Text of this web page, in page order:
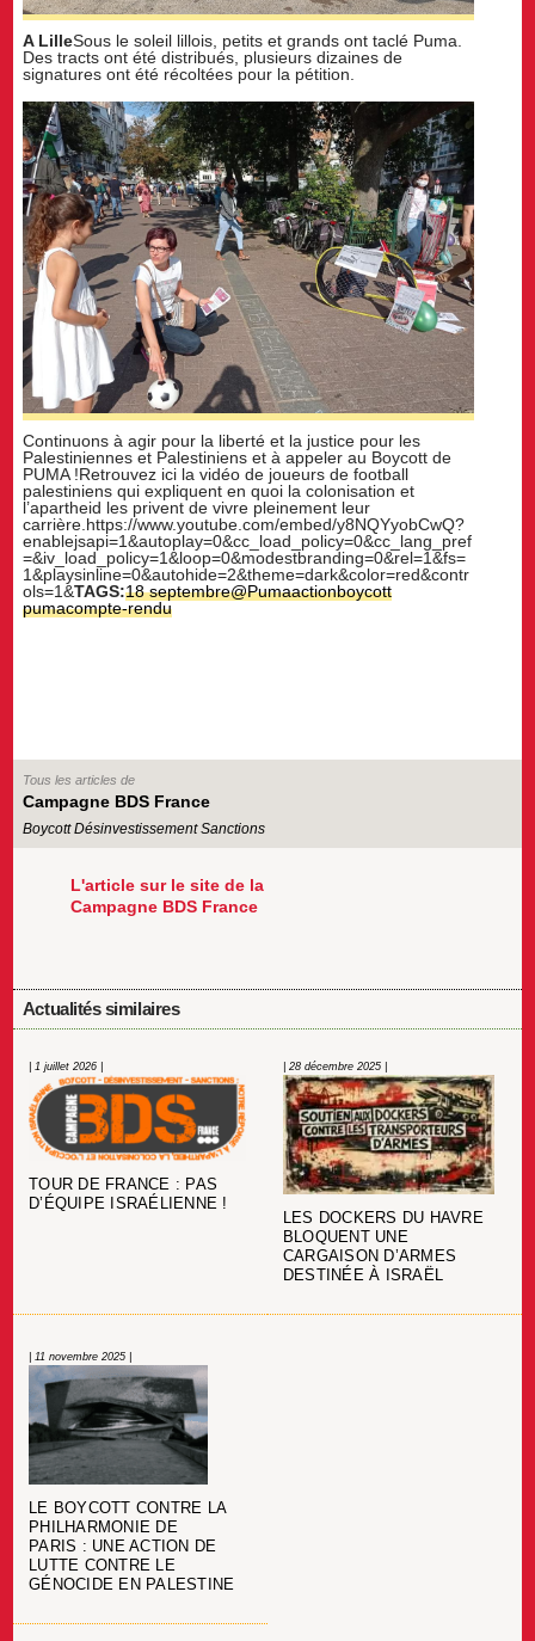
A LilleSous le soleil lillois, petits et grands ont taclé Puma.
Des tracts ont été distribués, plusieurs dizaines de
signatures ont été récoltées pour la pétition.
Continuons à agir pour la liberté et la justice pour les
Palestiniennes et Palestiniens et à appeler au Boycott de
PUMA !Retrouvez ici la vidéo de joueurs de football
palestiniens qui expliquent en quoi la colonisation et
l’apartheid les privent de vivre pleinement leur
carrière.https://www.youtube.com/embed/y8NQYyobCwQ?
enablejsapi=1&autoplay=0&cc_load_policy=0&cc_lang_pref
=&iv_load_policy=1&loop=0&modestbranding=0&rel=1&fs=
1&playsinline=0&autohide=2&theme=dark&color=red&contr
ols=1&TAGS:18 septembre@Pumaactionboycott
pumacompte-rendu
Tous les articles de
Campagne BDS France
Boycott Désinvestissement Sanctions
L'article sur le site de la
Campagne BDS France
Actualités similaires
| 1 juillet 2026 |
TOUR DE FRANCE : PAS
D’ÉQUIPE ISRAÉLIENNE !
| 28 décembre 2025 |
LES DOCKERS DU HAVRE
BLOQUENT UNE
CARGAISON D’ARMES
DESTINÉE À ISRAËL
| 11 novembre 2025 |
LE BOYCOTT CONTRE LA
PHILHARMONIE DE
PARIS : UNE ACTION DE
LUTTE CONTRE LE
GÉNOCIDE EN PALESTINE